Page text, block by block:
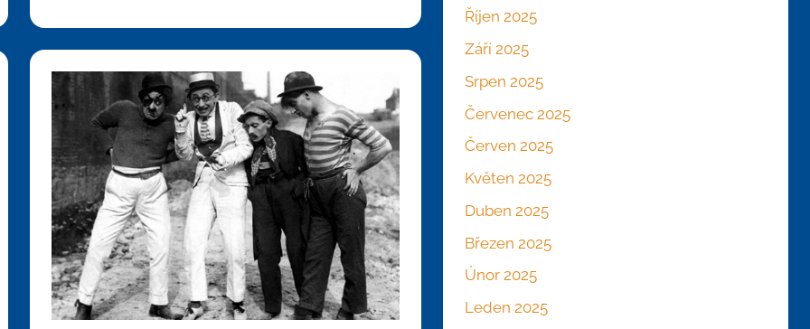
Říjen 2025
Září 2025
Srpen 2025
Červenec 2025
Červen 2025
Květen 2025
Duben 2025
Březen 2025
Únor 2025
Leden 2025